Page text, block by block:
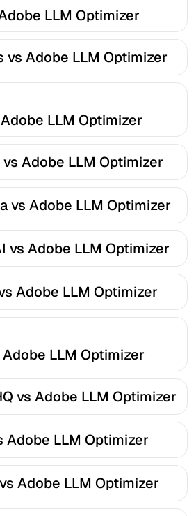
LLM Optimizer
vs Adobe LLM Optimizer
LLM Optimizer
vs Adobe LLM Optimizer
vs Adobe LLM Optimizer
vs Adobe LLM Optimizer
Adobe LLM Optimizer
LLM Optimizer
vs Adobe LLM Optimizer
Adobe LLM Optimizer
Adobe LLM Optimizer